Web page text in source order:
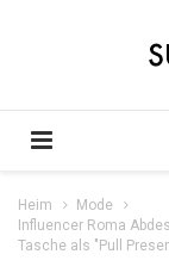
Heim
Mode
Influencer Roma
Tasche als "Pull